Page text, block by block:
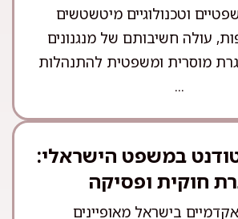
וטכנולוגיים מיטשטשים
עולה חשיבותם של מנגנונים
מוסרית ומשפטית להתנהלות
...
במשפט הישראלי:
חוקית ופסיקה
בישראל מאופיינים